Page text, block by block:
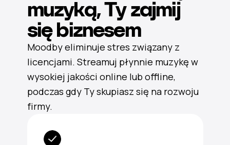
muzyką, Ty zajmij
się biznesem
Moodby eliminuje stres związany z
licencjami. Streamuj płynnie muzykę w
wysokiej jakości online lub offline,
podczas gdy Ty skupiasz się na rozwoju
firmy.